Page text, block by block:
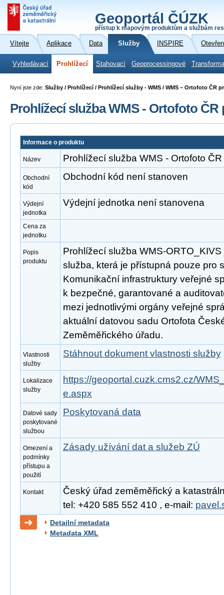
Geoportál ČÚZK
přístup k mapovým produktům a službám
Vítejte Aplikace Data Služby INSPIRE
Vyhledávací Prohlížecí Stahovací Geoprocessingové
Nyní jste zde: Služby / Prohlížecí / Prohlížecí služby - WMS / WMS – Ortofoto ČR
Prohlížecí služba WMS - Ortofoto ČR
Informace o produktu
Název Prohlížecí služba WMS - Ortofoto
Obchodní
kód
Obchodní kód není stanoven
Výdejní
jednotka
Výdejní jednotka není stanovena
Cena za
jednotku
Popis
produktu
Prohlížecí služba WMS-
služba, která je přístupná pouze pro
Komunikační infrastruktury veřejné
k bezpečné, garantované a
mezi jednotlivými orgány veřejné
aktuální datovou sadu Ortofota
Zeměměřického úřadu.
Vlastnosti
služby
Stáhnout dokument vlastnosti služby
Lokalizace
služby
https://geoportal.cuzk.cms2.cz/
e.aspx
Datové sady
poskytované
službou
Poskytovaná data
Omezení a
podmínky
přístupu a
použití
Zásady užívání dat a služeb ZÚ
Kontakt
Český úřad zeměměřický a
tel: +420 585 552 410 , e-mail:
Detailní metadata
Metadata XML